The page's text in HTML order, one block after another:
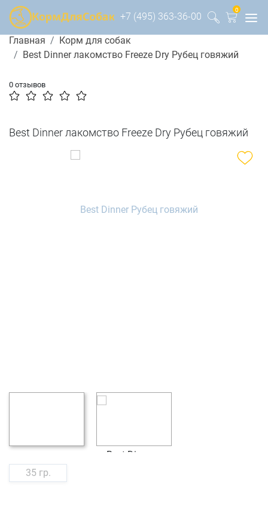
+7 (495) 363-36-00
0
Главная
Корм для собак
Best Dinner лакомство Freeze Dry Рубец говяжий
0 отзывов
Best Dinner лакомство Freeze Dry Рубец говяжий
35 гр.